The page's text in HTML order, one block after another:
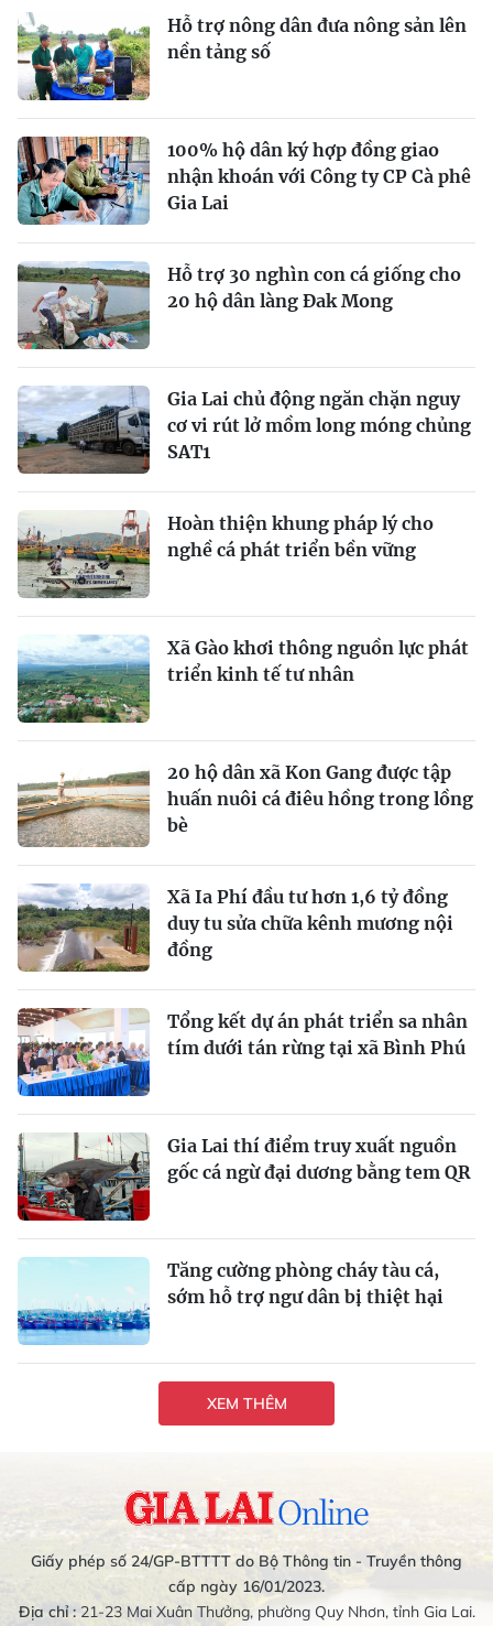
Hỗ trợ nông dân đưa nông sản lên
nền tảng số
100% hộ dân ký hợp đồng giao
nhận khoán với Công ty CP Cà phê
Gia Lai
Hỗ trợ 30 nghìn con cá giống cho
20 hộ dân làng Đak Mong
Gia Lai chủ động ngăn chặn nguy
cơ vi rút lở mồm long móng chủng
SAT1
Hoàn thiện khung pháp lý cho
nghề cá phát triển bền vững
Xã Gào khơi thông nguồn lực phát
triển kinh tế tư nhân
20 hộ dân xã Kon Gang được tập
huấn nuôi cá điêu hồng trong lồng
bè
Xã Ia Phí đầu tư hơn 1,6 tỷ đồng
duy tu sửa chữa kênh mương nội
đồng
Tổng kết dự án phát triển sa nhân
tím dưới tán rừng tại xã Bình Phú
Gia Lai thí điểm truy xuất nguồn
gốc cá ngừ đại dương bằng tem QR
Tăng cường phòng cháy tàu cá,
sớm hỗ trợ ngư dân bị thiệt hại
XEM THÊM
Giấy phép số 24/GP-BTTTT do Bộ Thông tin - Truyền thông
cấp ngày 16/01/2023.
Địa chỉ :21-23 Mai Xuân Thưởng, phường Quy Nhơn, tỉnh Gia Lai.